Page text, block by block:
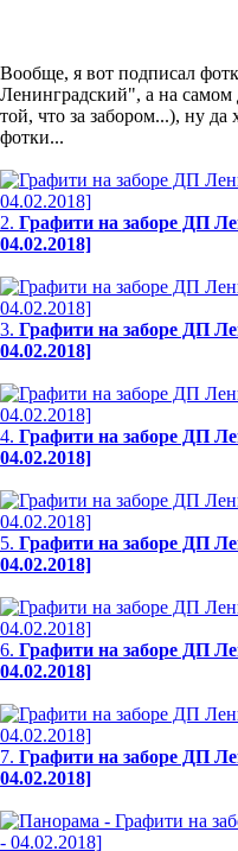
Вообще, я вот подписал
Ленинградский", а на самом
той, что за забором...), ну да
фотки...
2. Графити на заборе ДП
04.02.2018]
3. Графити на заборе ДП
04.02.2018]
4. Графити на заборе ДП
04.02.2018]
5. Графити на заборе ДП
04.02.2018]
6. Графити на заборе ДП
04.02.2018]
7. Графити на заборе ДП
04.02.2018]